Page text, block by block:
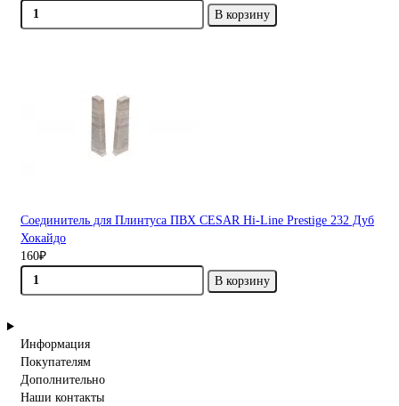
В корзину
Соединитель для Плинтуса ПВХ CESAR Hi-Line Prestige 232 Дуб
Хокайдо
160₽
В корзину
Информация
Покупателям
Дополнительно
Наши контакты